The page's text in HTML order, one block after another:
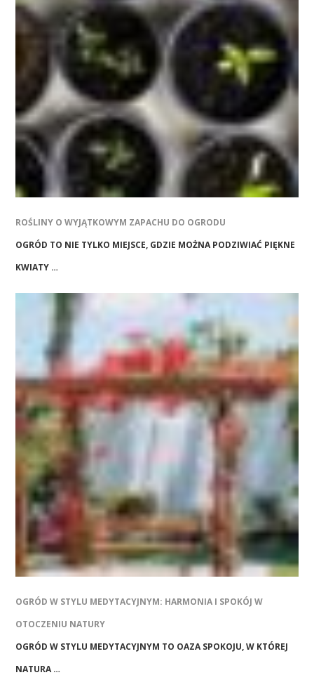
ROŚLINY O WYJĄTKOWYM ZAPACHU DO OGRODU
OGRÓD TO NIE TYLKO MIEJSCE, GDZIE MOŻNA PODZIWIAĆ PIĘKNE
KWIATY …
OGRÓD W STYLU MEDYTACYJNYM: HARMONIA I SPOKÓJ W
OTOCZENIU NATURY
OGRÓD W STYLU MEDYTACYJNYM TO OAZA SPOKOJU, W KTÓREJ
NATURA …